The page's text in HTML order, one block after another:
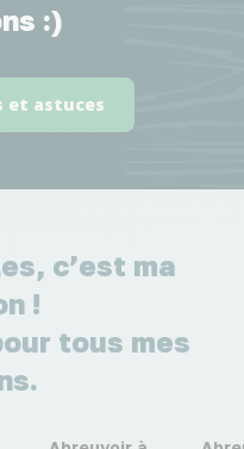
:)
et astuces
c’est ma
!
tous mes